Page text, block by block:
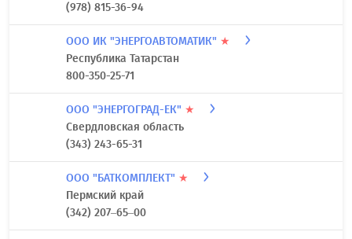
(978) 815-36-94
ООО ИК "ЭНЕРГОАВТОМАТИК" ★
Республика Татарстан
800-350-25-71
ООО "ЭНЕРГОГРАД-ЕК" ★
Свердловская область
(343) 243-65-31
ООО "БАТКОМПЛЕКТ" ★
Пермский край
(342) 207–65–00